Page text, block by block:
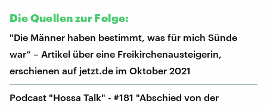
Die Quellen zur Folge:
"Die Männer haben bestimmt, was für mich Sünde
war“ – Artikel über eine Freikirchenausteigerin,
erschienen auf jetzt.de im Oktober 2021
Podcast "Hossa Talk" - #181 "Abschied von der